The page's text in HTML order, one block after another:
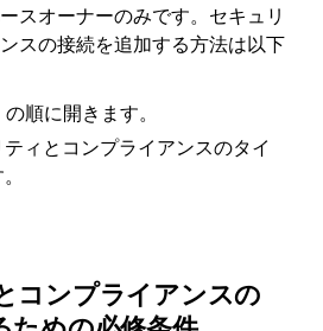
スオーナーのみです。セキュリ
スの接続を追加する方法は以下
の順に開きます。
ィとコンプライアンスのタイ
コンプライアンスの